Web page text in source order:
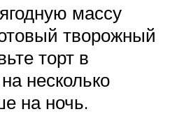
массу
творожный
торт в
несколько
на ночь.